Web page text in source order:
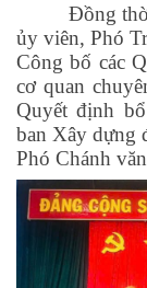
Đồng
ủy viên, Phó
Công bố các
cơ quan
Quyết định
ban Xây dựng
Phó Chánh